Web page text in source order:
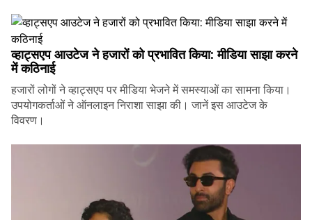
व्हाट्सएप आउटेज ने हजारों को प्रभावित किया: मीडिया साझा करने
में कठिनाई
हजारों लोगों ने व्हाट्सएप पर मीडिया भेजने में समस्याओं का सामना किया।
उपयोगकर्ताओं ने ऑनलाइन निराशा साझा की। जानें इस आउटेज के
विवरण।